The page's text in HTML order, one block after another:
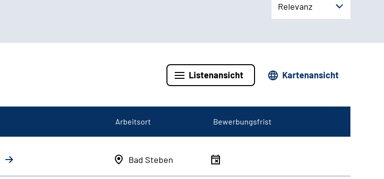
Relevanz
Listenansicht Kartenansicht
Arbeitsort Bewerbungsfrist
Bad Steben